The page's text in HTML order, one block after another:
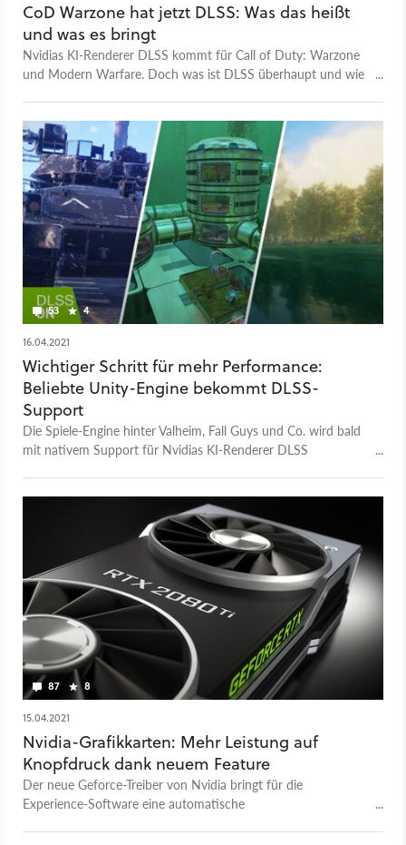
CoD Warzone hat jetzt DLSS: Was das heißt
und was es bringt
Nvidias KI-Renderer DLSS kommt für Call of Duty: Warzone
und Modern Warfare. Doch was ist DLSS überhaupt und wie
53 4
16.04.2021
Wichtiger Schritt für mehr Performance:
Beliebte Unity-Engine bekommt DLSS-
Support
Die Spiele-Engine hinter Valheim, Fall Guys und Co. wird bald
mit nativem Support für Nvidias KI-Renderer DLSS
87 8
15.04.2021
Nvidia-Grafikkarten: Mehr Leistung auf
Knopfdruck dank neuem Feature
Der neue Geforce-Treiber von Nvidia bringt für die
Experience-Software eine automatische